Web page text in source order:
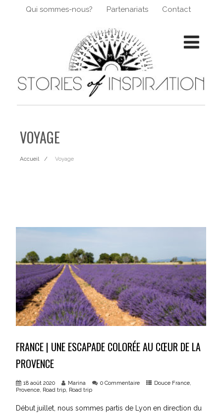
Qui sommes-nous? Partenariats Contact
VOYAGE
Accueil Voyage
FRANCE | UNE ESCAPADE COLORÉE AU CŒUR DE LA
PROVENCE
18 août 2020 Marina 0 Commentaire Douce France,
Provence, Road trip, Road trip
Début juillet, nous sommes partis de Lyon en direction du